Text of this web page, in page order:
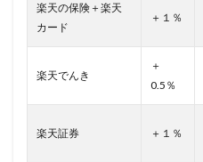
楽天の保険＋楽天
カード
＋１％
楽天でんき
＋
0.5％
楽天証券 ＋１％